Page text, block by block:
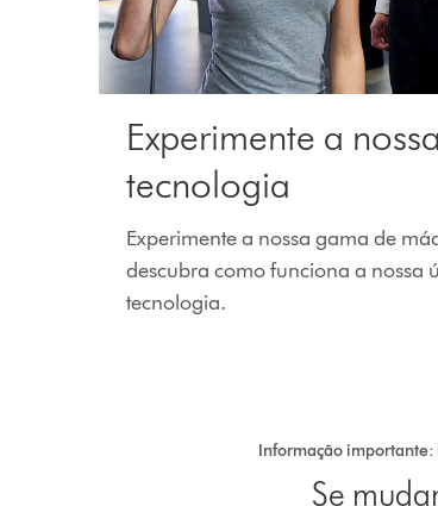
Experimente a nossa
tecnologia
Experimente a nossa gama de
descubra como funciona a nossa
tecnologia.
Informação importante:
Se